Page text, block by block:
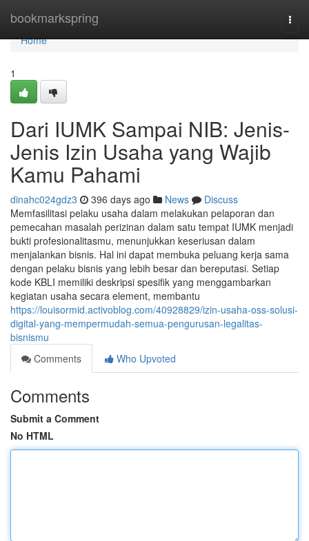
bookmarkspring
Home
Home
1
Dari IUMK Sampai NIB: Jenis-
Jenis Izin Usaha yang Wajib
Kamu Pahami
dinahc024gdz3 396 days ago News
Discuss
Memfasilitasi pelaku usaha dalam melakukan pelaporan dan
pemecahan masalah perizinan dalam satu tempat IUMK menjadi
bukti profesionalitasmu, menunjukkan keseriusan dalam
menjalankan bisnis. Hal ini dapat membuka peluang kerja sama
dengan pelaku bisnis yang lebih besar dan bereputasi. Setiap
kode KBLI memiliki deskripsi spesifik yang menggambarkan
kegiatan usaha secara element, membantu
https://louisormid.activoblog.com/40928829/izin-usaha-oss-solusi-
digital-yang-mempermudah-semua-pengurusan-legalitas-
bisnismu
Comments
Who Upvoted
Comments
Submit a Comment
No HTML